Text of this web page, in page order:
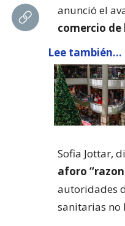
anunció el
comercio
Lee también...
Sofia Jottar,
aforo
autoridades
sanitarias no